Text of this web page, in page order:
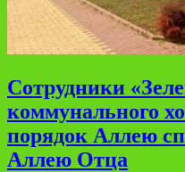
Сотрудники
коммунального
порядок Аллею
Аллею Отца